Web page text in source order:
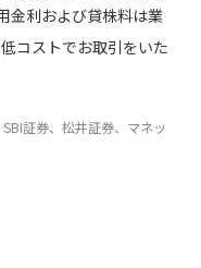
金利および貸株料は業
コストでお取引をいた
証券、松井証券、マネッ